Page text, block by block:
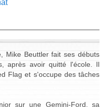
Mike Beuttler fait ses débuts
après avoir quitté l'école. Il
Flag et s'occupe des tâches
sur une Gemini-Ford, sa